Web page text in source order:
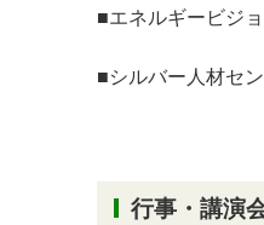
■エネルギービジ
■シルバー人材セ
行事・講演